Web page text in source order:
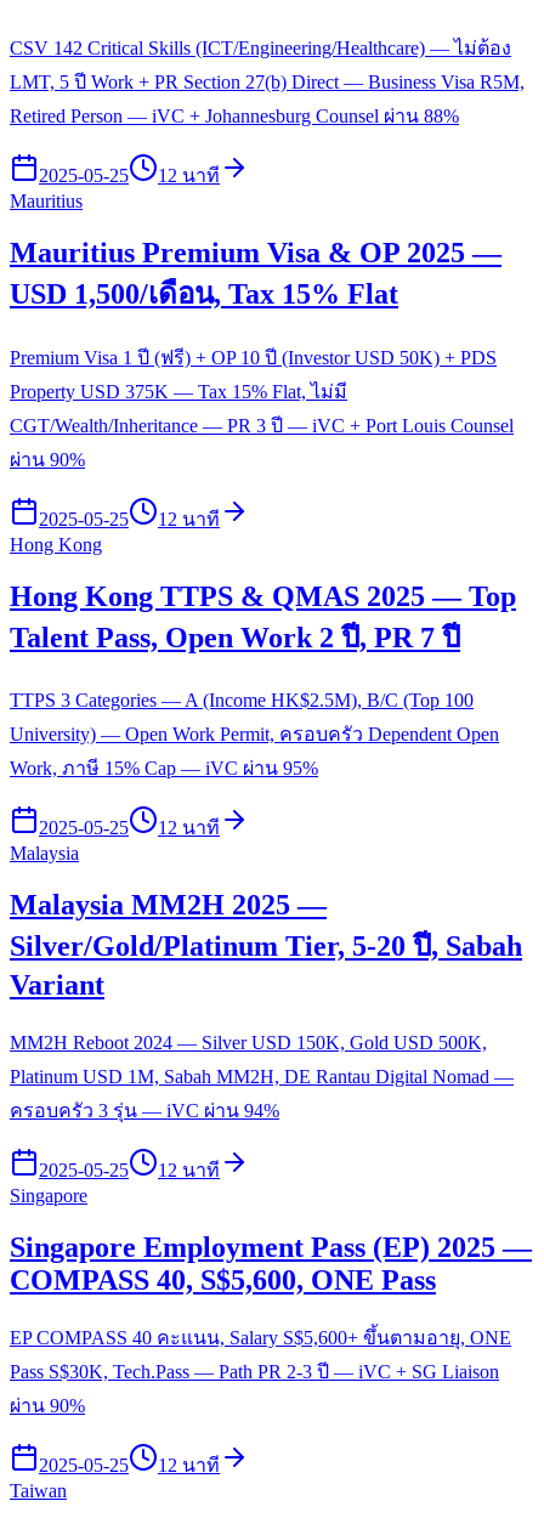
CSV 142 Critical Skills (ICT/Engineering/Healthcare) — ไม่ต้อง
LMT, 5 ปี Work + PR Section 27(b) Direct — Business Visa R5M,
Retired Person — iVC + Johannesburg Counsel ผ่าน 88%
2025-05-25
12 นาที
Mauritius
Mauritius Premium Visa & OP 2025 —
USD 1,500/เดือน, Tax 15% Flat
Premium Visa 1 ปี (ฟรี) + OP 10 ปี (Investor USD 50K) + PDS
Property USD 375K — Tax 15% Flat, ไม่มี
CGT/Wealth/Inheritance — PR 3 ปี — iVC + Port Louis Counsel
ผ่าน 90%
2025-05-25
12 นาที
Hong Kong
Hong Kong TTPS & QMAS 2025 — Top
Talent Pass, Open Work 2 ปี, PR 7 ปี
TTPS 3 Categories — A (Income HK$2.5M), B/C (Top 100
University) — Open Work Permit, ครอบครัว Dependent Open
Work, ภาษี 15% Cap — iVC ผ่าน 95%
2025-05-25
12 นาที
Malaysia
Malaysia MM2H 2025 —
Silver/Gold/Platinum Tier, 5-20 ปี, Sabah
Variant
MM2H Reboot 2024 — Silver USD 150K, Gold USD 500K,
Platinum USD 1M, Sabah MM2H, DE Rantau Digital Nomad —
ครอบครัว 3 รุ่น — iVC ผ่าน 94%
2025-05-25
12 นาที
Singapore
Singapore Employment Pass (EP) 2025 —
COMPASS 40, S$5,600, ONE Pass
EP COMPASS 40 คะแนน, Salary S$5,600+ ขึ้นตามอายุ, ONE
Pass S$30K, Tech.Pass — Path PR 2-3 ปี — iVC + SG Liaison
ผ่าน 90%
2025-05-25
12 นาที
Taiwan